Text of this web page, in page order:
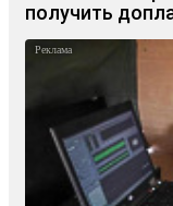
получить